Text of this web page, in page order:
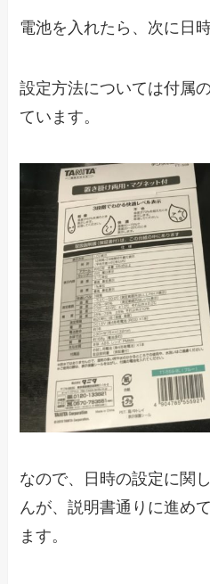
電池を入れたら、次に日
設定方法については付属
ています。
なので、日時の設定に関
んが、説明書通りに進め
ます。